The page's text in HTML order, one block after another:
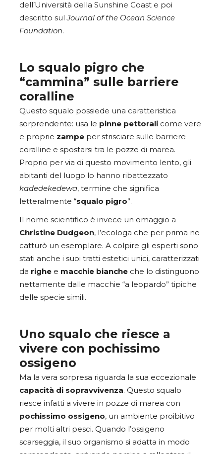
dell’Università della Sunshine Coast e poi
descritto sulJournal of the Ocean Science
Foundation.
Lo squalo pigro che
“cammina” sulle barriere
coralline
Questo squalo possiede una caratteristica
sorprendente: usa le pinne pettorali come vere
e proprie zampe per strisciare sulle barriere
coralline e spostarsi tra le pozze di marea.
Proprio per via di questo movimento lento, gli
abitanti del luogo lo hanno ribattezzato
kadedekedewa, termine che significa
letteralmente “squalo pigro”.
Il nome scientifico è invece un omaggio a
Christine Dudgeon, l’ecologa che per prima ne
catturò un esemplare. A colpire gli esperti sono
stati anche i suoi tratti estetici unici, caratterizzati
da righe e macchie bianche che lo distinguono
nettamente dalle macchie “a leopardo” tipiche
delle specie simili.
Uno squalo che riesce a
vivere con pochissimo
ossigeno
Ma la vera sorpresa riguarda la sua eccezionale
capacità di sopravvivenza. Questo squalo
riesce infatti a vivere in pozze di marea con
pochissimo ossigeno, un ambiente proibitivo
per molti altri pesci. Quando l’ossigeno
scarseggia, il suo organismo si adatta in modo